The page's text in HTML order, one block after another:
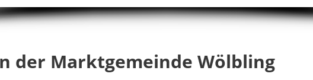
der Marktgemeinde Wölbling